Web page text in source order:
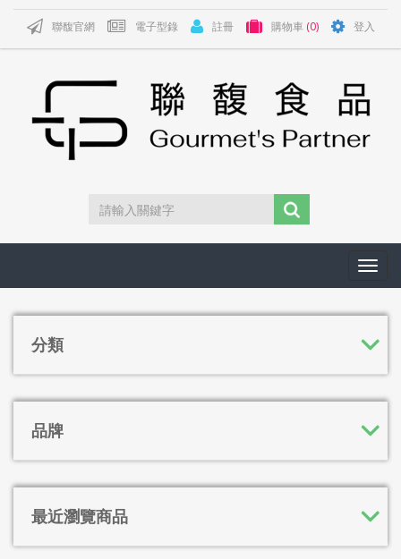
聯馥官網 電子型錄 註冊 購物車 (0) 登入
分類
品牌
最近瀏覽商品